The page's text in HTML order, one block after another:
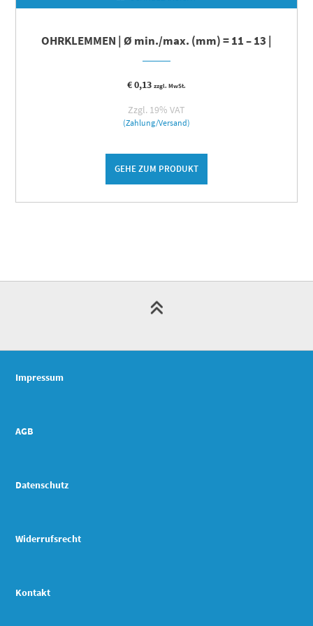
OHRKLEMMEN | Ø min./max. (mm) = 11 – 13 |
€0,13 zzgl. MwSt.
Zzgl. 19% VAT
(Zahlung/Versand)
GEHE ZUM PRODUKT
Impressum
AGB
Datenschutz
Widerrufsrecht
Kontakt